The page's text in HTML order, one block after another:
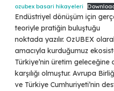
ozubex basari hikayeleri
Endüstriyel dönüşüm için
teoriyle pratiğin buluştuğu
noktada yazılır. OzUBEX
amacıyla kurduğumuz
Türkiye’nin üretim
karşılığı olmuştur. Avrupa
ve Türkiye Cumhuriyeti’nin